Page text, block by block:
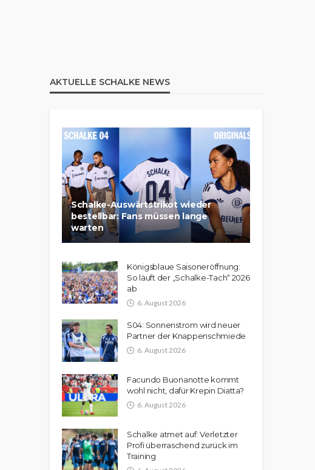
AKTUELLE SCHALKE NEWS
Schalke-Auswärtstrikot wieder
bestellbar: Fans müssen lange
warten
Königsblaue Saisoneröffnung:
So läuft der „Schalke-Tach“ 2026
ab
6. August 2026
S04: Sonnenstrom wird neuer
Partner der Knappenschmiede
6. August 2026
Facundo Buonanotte kommt
wohl nicht, dafür Krepin Diatta?
6. August 2026
Schalke atmet auf: Verletzter
Profi überraschend zurück im
Training